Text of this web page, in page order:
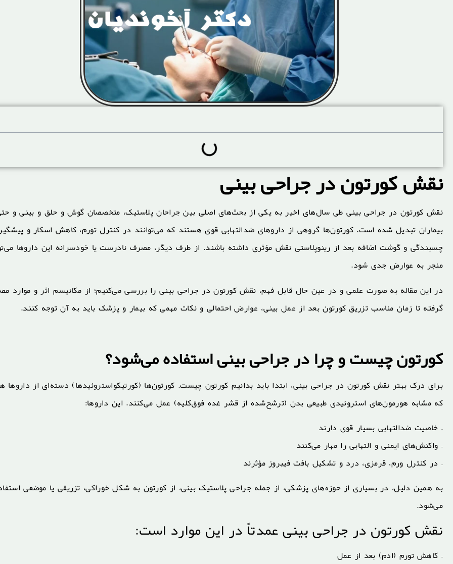
نقش کورتون در جراحی بینی
نقش کورتون در جراحی بینی طی سال‌های اخیر به یکی از بحث‌های اصلی بین جراحان پلاستیک، متخصصان گوش و حلق و بینی و
بیماران تبدیل شده است. کورتون‌ها گروهی از داروهای ضدالتهابی قوی هستند که می‌توانند در کنترل تورم، کاهش اسکار و
چسبندگی و گوشت اضافه بعد از رینوپلاستی نقش مؤثری داشته باشند. از طرف دیگر، مصرف نادرست یا خودسرانه این داروها
منجر به عوارض جدی شود.
در این مقاله به صورت علمی و در عین حال قابل فهم، نقش کورتون در جراحی بینی را بررسی می‌کنیم؛ از مکانیسم اثر و موارد
گرفته تا زمان مناسب تزریق کورتون بعد از عمل بینی، عوارض احتمالی و نکات مهمی که بیمار و پزشک باید به آن توجه کنند.
کورتون چیست و چرا در جراحی بینی استفاده می‌شود؟
برای درک بهتر نقش کورتون در جراحی بینی، ابتدا باید بدانیم کورتون چیست. کورتون‌ها (کورتیکواستروئیدها) دسته‌ای از داروها
که مشابه هورمون‌های استروئیدی طبیعی بدن (ترشح‌شده از قشر غده فوق‌کلیه) عمل می‌کنند. این داروها:
– خاصیت ضدالتهابی بسیار قوی دارند
– واکنش‌های ایمنی و التهابی را مهار می‌کنند
– در کنترل ورم، قرمزی، درد و تشکیل بافت فیبروز مؤثرند
به همین دلیل، در بسیاری از حوزه‌های پزشکی، از جمله جراحی پلاستیک بینی، از کورتون به شکل خوراکی، تزریقی یا موضعی
می‌شود.
نقش کورتون در جراحی بینی عمدتاً در این موارد است:
– کاهش تورم (ادم) بعد از عمل